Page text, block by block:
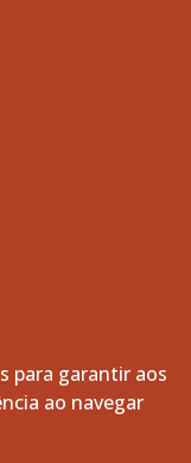
os direitos
para garantir aos
ao navegar